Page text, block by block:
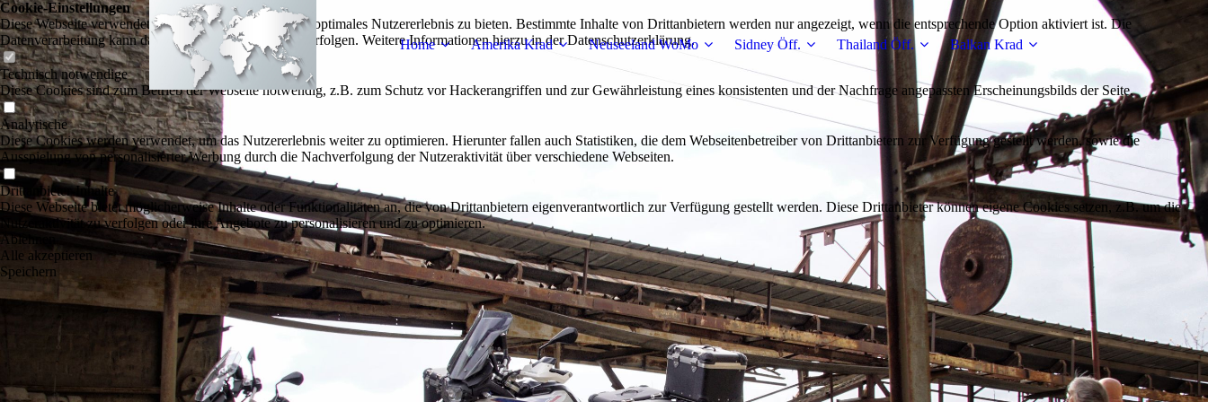
Home Amerika Krad Neuseeland WoMo Sidney Öff. Thailand Öff. Balkan Krad
Cookie-Einstellungen
Diese Webseite verwendet Cookies, um Besuchern ein optimales Nutzererlebnis zu bieten. Bestimmte Inhalte von Drittanbietern werden nur angezeigt, wenn die entsprechende Option aktiviert ist. Die
Datenverarbeitung kann dann auch in einem Drittland erfolgen. Weitere Informationen hierzu in der Datenschutzerklärung.
Technisch notwendige
Diese Cookies sind zum Betrieb der Webseite notwendig, z.B. zum Schutz vor Hackerangriffen und zur Gewährleistung eines konsistenten und der Nachfrage angepassten Erscheinungsbilds der Seite.
Analytische
Diese Cookies werden verwendet, um das Nutzererlebnis weiter zu optimieren. Hierunter fallen auch Statistiken, die dem Webseitenbetreiber von Drittanbietern zur Verfügung gestellt werden, sowie die
Ausspielung von personalisierter Werbung durch die Nachverfolgung der Nutzeraktivität über verschiedene Webseiten.
Drittanbieter-Inhalte
Diese Webseite bietet möglicherweise Inhalte oder Funktionalitäten an, die von Drittanbietern eigenverantwortlich zur Verfügung gestellt werden. Diese Drittanbieter können eigene Cookies setzen, z.B. um die
Nutzeraktivität zu verfolgen oder ihre Angebote zu personalisieren und zu optimieren.
Ablehnen
Alle akzeptieren
Speichern